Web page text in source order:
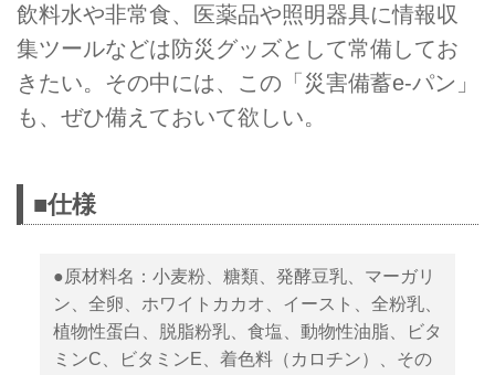
飲料水や非常食、医薬品や照明器具に情報収
集ツールなどは防災グッズとして常備してお
きたい。その中には、この「災害備蓄e-パン」
も、ぜひ備えておいて欲しい。
■仕様
●原材料名：小麦粉、糖類、発酵豆乳、マーガリ
ン、全卵、ホワイトカカオ、イースト、全粉乳、
植物性蛋白、脱脂粉乳、食塩、動物性油脂、ビタ
ミンC、ビタミンE、着色料（カロチン）、その